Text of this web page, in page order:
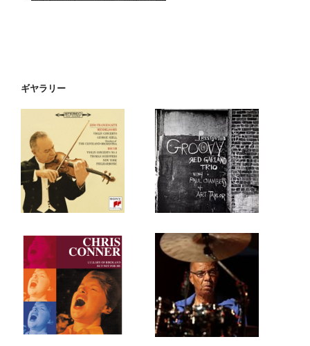
ギヤラリー